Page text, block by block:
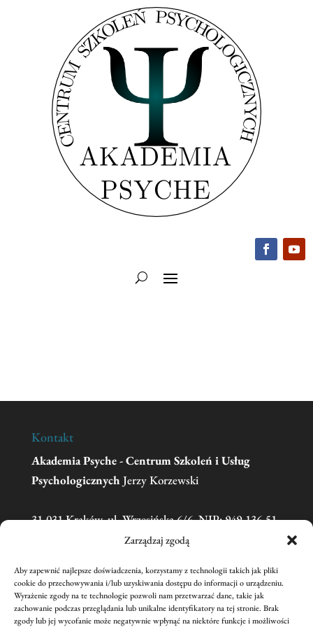
Zarządzaj zgodą
Aby zapewnić najlepsze doświadczenia, korzystamy z technologii takich jak pliki
cookie do przechowywania i/lub uzyskiwania dostępu do informacji o urządzeniu.
Wyrażenie zgody na te technologie pozwoli nam przetwarzać dane, takie jak
zachowanie podczas przeglądania lub unikalne identyfikatory na tej stronie. Brak
zgody lub jej wycofanie może negatywnie wpłynąć na niektóre funkcje i możliwości
Kontakt
Akademia Psyche - Centrum Szkoleń i Usług
Psychologicznych Jerzy Korzewski
31-031 Kraków, ul. Wrzesińska 6/6, NIP: 949-136-51-
Telefon:606 681 595(w sprawie zgłoszeń na
szkolenia prosimy o kontakt mailowy)
Email:academiapsyche@wp.pl